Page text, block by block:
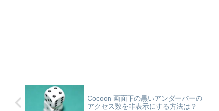
Cocoon 画面下の黒いアンダーバーの
アクセス数を非表示にする方法は？